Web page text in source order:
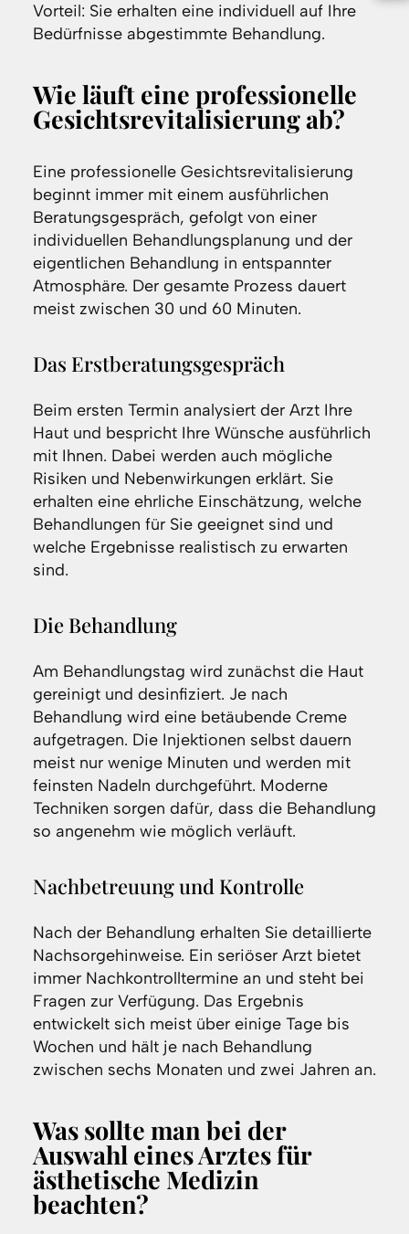
Vorteil: Sie erhalten eine individuell auf Ihre
Bedürfnisse abgestimmte Behandlung.
Wie läuft eine professionelle
Gesichtsrevitalisierung ab?
Eine professionelle Gesichtsrevitalisierung
beginnt immer mit einem ausführlichen
Beratungsgespräch, gefolgt von einer
individuellen Behandlungsplanung und der
eigentlichen Behandlung in entspannter
Atmosphäre. Der gesamte Prozess dauert
meist zwischen 30 und 60 Minuten.
Das Erstberatungsgespräch
Beim ersten Termin analysiert der Arzt Ihre
Haut und bespricht Ihre Wünsche ausführlich
mit Ihnen. Dabei werden auch mögliche
Risiken und Nebenwirkungen erklärt. Sie
erhalten eine ehrliche Einschätzung, welche
Behandlungen für Sie geeignet sind und
welche Ergebnisse realistisch zu erwarten
sind.
Die Behandlung
Am Behandlungstag wird zunächst die Haut
gereinigt und desinfiziert. Je nach
Behandlung wird eine betäubende Creme
aufgetragen. Die Injektionen selbst dauern
meist nur wenige Minuten und werden mit
feinsten Nadeln durchgeführt. Moderne
Techniken sorgen dafür, dass die Behandlung
so angenehm wie möglich verläuft.
Nachbetreuung und Kontrolle
Nach der Behandlung erhalten Sie detaillierte
Nachsorgehinweise. Ein seriöser Arzt bietet
immer Nachkontrolltermine an und steht bei
Fragen zur Verfügung. Das Ergebnis
entwickelt sich meist über einige Tage bis
Wochen und hält je nach Behandlung
zwischen sechs Monaten und zwei Jahren an.
Was sollte man bei der
Auswahl eines Arztes für
ästhetische Medizin
beachten?